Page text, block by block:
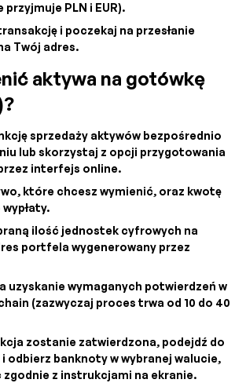
przyjmuje PLN i EUR).
i poczekaj na przesłanie
Twój adres.
aktywa na gotówkę
sprzedaży aktywów bezpośrednio
lub skorzystaj z opcji przygotowania
interfejs online.
które chcesz wymienić, oraz kwotę
ilość jednostek cyfrowych na
portfela wygenerowany przez
uzyskanie wymaganych potwierdzeń w
(zazwyczaj proces trwa od 10 do 40
zostanie zatwierdzona, podejdź do
odbierz banknoty w wybranej walucie,
z instrukcjami na ekranie.